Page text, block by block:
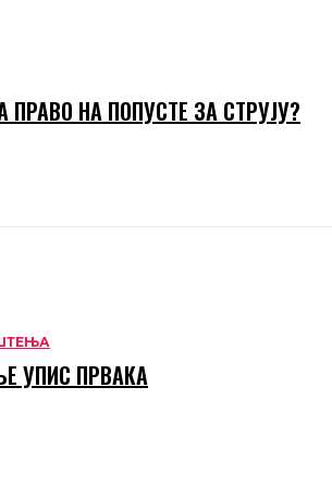
ПРАВО НА ПОПУСТЕ ЗА СТРУЈУ?
УПИС ПРВАКА